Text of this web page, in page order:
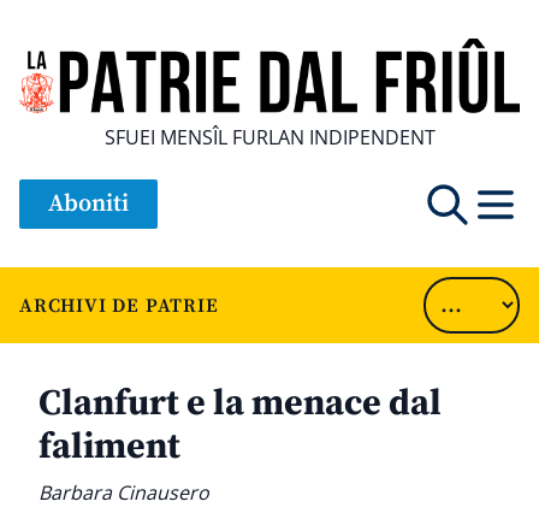
SFUEI MENSÎL FURLAN INDIPENDENT
Aboniti
ARCHIVI DE PATRIE
Clanfurt e la menace dal
faliment
Barbara Cinausero